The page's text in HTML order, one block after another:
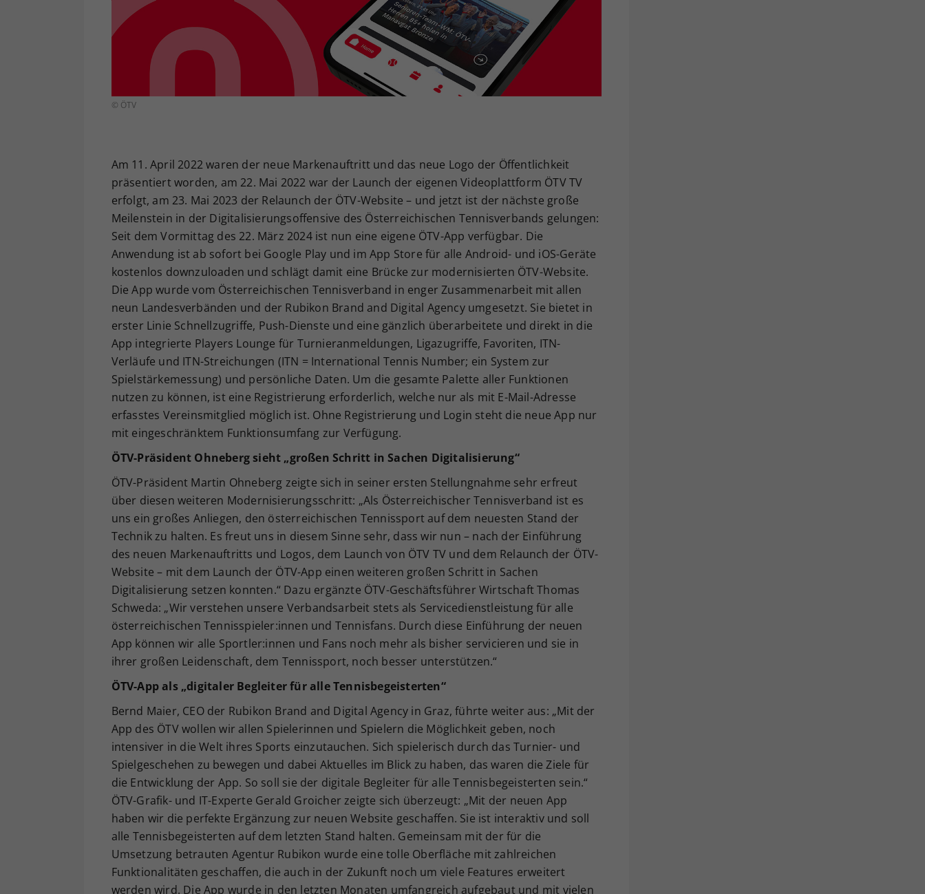
© ÖTV
Am 11. April 2022 waren der neue Markenauftritt und das neue Logo der Öffentlichkeit
präsentiert worden, am 22. Mai 2022 war der Launch der eigenen Videoplattform ÖTV TV
erfolgt, am 23. Mai 2023 der Relaunch der ÖTV-Website – und jetzt ist der nächste große
Meilenstein in der Digitalisierungsoffensive des Österreichischen Tennisverbands gelungen:
Seit dem Vormittag des 22. März 2024 ist nun eine eigene ÖTV-App verfügbar. Die
Anwendung ist ab sofort bei Google Play und im App Store für alle Android- und iOS-Geräte
kostenlos downzuloaden und schlägt damit eine Brücke zur modernisierten ÖTV-Website.
Die App wurde vom Österreichischen Tennisverband in enger Zusammenarbeit mit allen
neun Landesverbänden und der Rubikon Brand and Digital Agency umgesetzt. Sie bietet in
erster Linie Schnellzugriffe, Push-Dienste und eine gänzlich überarbeitete und direkt in die
App integrierte Players Lounge für Turnieranmeldungen, Ligazugriffe, Favoriten, ITN-
Verläufe und ITN-Streichungen (ITN = International Tennis Number; ein System zur
Spielstärkemessung) und persönliche Daten. Um die gesamte Palette aller Funktionen
nutzen zu können, ist eine Registrierung erforderlich, welche nur als mit E-Mail-Adresse
erfasstes Vereinsmitglied möglich ist. Ohne Registrierung und Login steht die neue App nur
mit eingeschränktem Funktionsumfang zur Verfügung.
ÖTV-Präsident Ohneberg sieht „großen Schritt in Sachen Digitalisierung“
ÖTV-Präsident Martin Ohneberg zeigte sich in seiner ersten Stellungnahme sehr erfreut
über diesen weiteren Modernisierungsschritt: „Als Österreichischer Tennisverband ist es
uns ein großes Anliegen, den österreichischen Tennissport auf dem neuesten Stand der
Technik zu halten. Es freut uns in diesem Sinne sehr, dass wir nun – nach der Einführung
des neuen Markenauftritts und Logos, dem Launch von ÖTV TV und dem Relaunch der ÖTV-
Website – mit dem Launch der ÖTV-App einen weiteren großen Schritt in Sachen
Digitalisierung setzen konnten.“ Dazu ergänzte ÖTV-Geschäftsführer Wirtschaft Thomas
Schweda: „Wir verstehen unsere Verbandsarbeit stets als Servicedienstleistung für alle
österreichischen Tennisspieler:innen und Tennisfans. Durch diese Einführung der neuen
App können wir alle Sportler:innen und Fans noch mehr als bisher servicieren und sie in
ihrer großen Leidenschaft, dem Tennissport, noch besser unterstützen.“
ÖTV-App als „digitaler Begleiter für alle Tennisbegeisterten“
Bernd Maier, CEO der Rubikon Brand and Digital Agency in Graz, führte weiter aus: „Mit der
App des ÖTV wollen wir allen Spielerinnen und Spielern die Möglichkeit geben, noch
intensiver in die Welt ihres Sports einzutauchen. Sich spielerisch durch das Turnier- und
Spielgeschehen zu bewegen und dabei Aktuelles im Blick zu haben, das waren die Ziele für
die Entwicklung der App. So soll sie der digitale Begleiter für alle Tennisbegeisterten sein.“
ÖTV-Grafik- und IT-Experte Gerald Groicher zeigte sich überzeugt: „Mit der neuen App
haben wir die perfekte Ergänzung zur neuen Website geschaffen. Sie ist interaktiv und soll
alle Tennisbegeisterten auf dem letzten Stand halten. Gemeinsam mit der für die
Umsetzung betrauten Agentur Rubikon wurde eine tolle Oberfläche mit zahlreichen
Funktionalitäten geschaffen, die auch in der Zukunft noch um viele Features erweitert
werden wird. Die App wurde in den letzten Monaten umfangreich aufgebaut und mit vielen
Ihrer vorgenommen Einstellungen, falls der
Webseiten-Betreiber dies eingestellt hat.